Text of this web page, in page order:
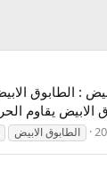
الطابوق الابيض